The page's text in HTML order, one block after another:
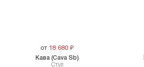
от 18 680 ₽
Стул
Кава (Cava Sb)